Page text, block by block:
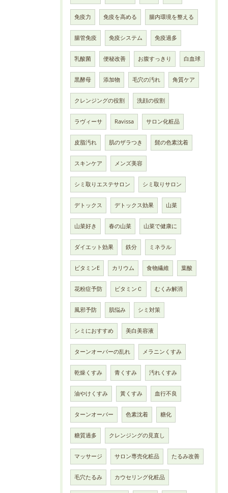
免疫力 免疫を高める 腸内環境を整える
腸管免疫 免疫システム 免疫過多
乳酸菌 便秘改善 お腹すっきり 白血球
黒酵母 添加物 毛穴の汚れ 角質ケア
クレンジングの役割 洗顔の役割
ラヴィーサ Ravissa サロン化粧品
皮脂汚れ 肌のザラつき 髭の色素沈着
スキンケア メンズ美容
シミ取りエステサロン シミ取りサロン
デトックス デトックス効果 山菜
山菜好き 春の山菜 山菜で健康に
ダイエット効果 鉄分 ミネラル
ビタミンE カリウム 食物繊維 葉酸
花粉症予防 ビタミンＣ むくみ解消
風邪予防 肌悩み シミ対策
シミにおすすめ 美白美容液
ターンオーバーの乱れ メラニンくすみ
乾燥くすみ 青くすみ 汚れくすみ
油やけくすみ 黃くすみ 血行不良
ターンオーバー 色素沈着 糖化
糖質過多 クレンジングの見直し
マッサージ サロン専売化粧品 たるみ改善
毛穴たるみ カウセリング化粧品